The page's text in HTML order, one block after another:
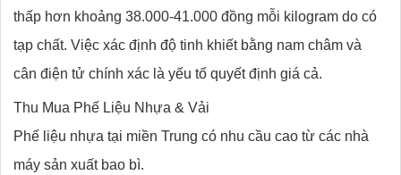
thấp hơn khoảng 38.000-41.000 đồng mỗi kilogram do có
tạp chất. Việc xác định độ tinh khiết bằng nam châm và
cân điện tử chính xác là yếu tố quyết định giá cả.
Thu Mua Phế Liệu Nhựa & Vải
Phế liệu nhựa tại miền Trung có nhu cầu cao từ các nhà
máy sản xuất bao bì.